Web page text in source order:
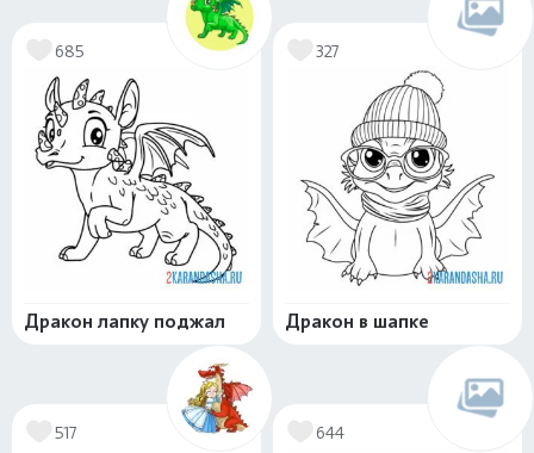
685
Дракон лапку поджал
327
Дракон в шапке
517 644